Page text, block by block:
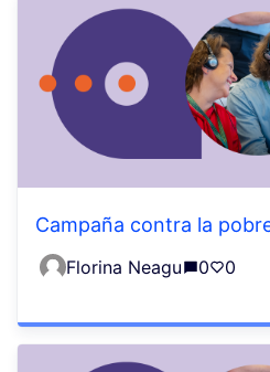
Campaña contra la
Florina Neagu 0 0